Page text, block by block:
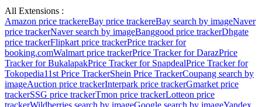
All Extensions :
Amazon price trackereBay price trackereBay search by imageNaver
price trackerNaver search by imageBanggood price trackerDhgate
price trackerFlipkart price trackerPrice tracker for
booking.comWalmart price trackerPrice Tracker for DarazPrice
Tracker for BukalapakPrice Tracker for SnapdealPrice Tracker for
Tokopedia11st Price TrackerShein Price TrackerCoupang search by
imageAuction price trackerInterpark price trackerGmarket price
trackerSSG price trackerTmon price trackerLotteon price
trackerWildberries search by imageGoogle search by imageYandex